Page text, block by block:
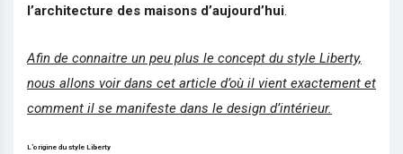
l’architecture des maisons d’aujourd’hui.
Afin de connaitre un peu plus le concept du style Liberty,
nous allons voir dans cet article d’où il vient exactement et
comment il se manifeste dans le design d’intérieur.
L’origine du style Liberty